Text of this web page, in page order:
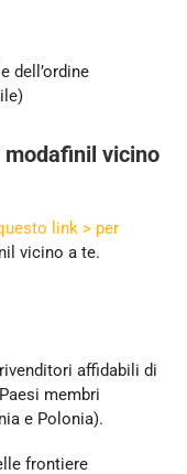
dell’ordine
vicino
link > per
vicino a te.
affidabili di
membri
e Polonia).
frontiere